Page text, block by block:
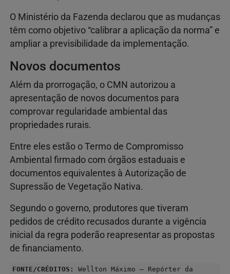
O Ministério da Fazenda declarou que as mudanças
têm como objetivo “calibrar a aplicação da norma” e
ampliar a previsibilidade da implementação.
Novos documentos
Além da prorrogação, o CMN autorizou a
apresentação de novos documentos para
comprovar regularidade ambiental das
propriedades rurais.
Entre eles estão o Termo de Compromisso
Ambiental firmado com órgãos estaduais e
documentos equivalentes à Autorização de
Supressão de Vegetação Nativa.
Segundo o governo, produtores que tiveram
pedidos de crédito recusados durante a vigência
inicial da regra poderão reapresentar as propostas
de financiamento.
FONTE/CRÉDITOS:
Wellton Máximo – Repórter da